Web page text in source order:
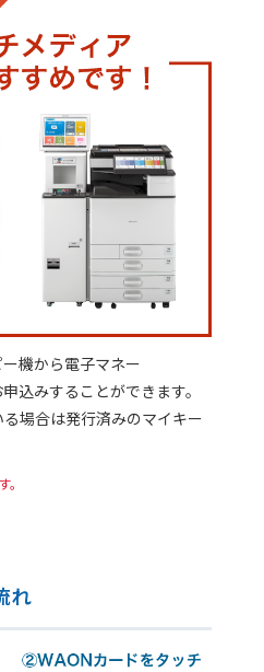
機から電子マネー
込みすることができます。
場合は発行済みのマイキー
れ